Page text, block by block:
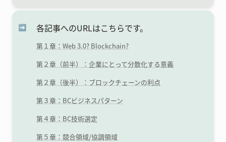
➡️ 各記事へのURLはこちらです。
第１章：Web 3.0? Blockchain?
第２章（前半）：企業にとって分散化する意義
第２章（後半）：ブロックチェーンの利点
第３章：BCビジネスパターン
第４章：BC技術選定
第５章：競合領域/協調領域